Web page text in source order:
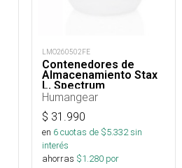
LMO260502FE
Contenedores de
Almacenamiento Stax
L, Spectrum
Humangear
$ 31.990
en 6cuotas de $5.332sin
interés
ahorras $1.280 por